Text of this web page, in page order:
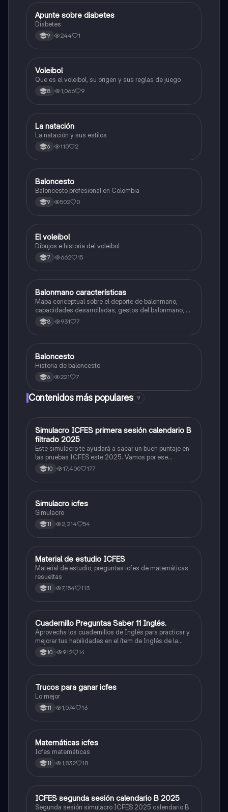
Educación Física
Apunte sobre diabetes
Diabetes
9 244 1
Educación Física
Voleibol
Que es el voleibol, su origen y sus reglas de juego
8 1,066 9
Educación Física
La natación
La natación y sus estilos
6 110 2
Educación Física
Baloncesto
Baloncesto profesional en Colombia
9 502 0
Educación Física
El voleibol
Dibujos e historia del voleibol
7 662 15
Educación Física
Balonmano características
Mapa conceptual sobre el deporte de balonmano,
capacidades desarrolladas, gestos del balonmano, el
juego, reglas etc...
8 931 7
Educación Física
Baloncesto
Historia de baloncesto
6 221 7
Contenidos más populares 9
ICFES: Matemáticas
Simulacro ICFES primera sesión calendario B
filtrado 2025
Este simulacro te ayudará a sacar un buen puntaje en
las pruebas ICFES este 2025. Vamos por ese
500/500. Y poder ser admitido en la universidad que
quieras, estudiar la carrera que quieres y no la que te
10 17,400 177
ICFES: Lectura Crítica
Simulacro icfes
Simulacro
11 2,214 54
ICFES: Matemáticas
Material de estudio ICFES
Material de estudio, preguntas icfes de matemáticas
resueltas
11 7,154 113
ICFES: Inglés
Cuadernillo Preguntaa Saber 11 Inglés.
Aprovecha los cuadernillos de Inglés para practicar y
mejorar tus habilidades en el ítem de Inglés de la
Prueba Saber 11. 🫡
10 912 14
Química
Trucos para ganar icfes
Lo mejor
11 1,074 13
ICFES: Matemáticas
Matemáticas icfes
Icfes matemáticas
11 1,832 18
ICFES: Lectura Crítica
ICFES segunda sesión calendario B 2025
Segunda sesión simulacro ICFES 2025 calendario B